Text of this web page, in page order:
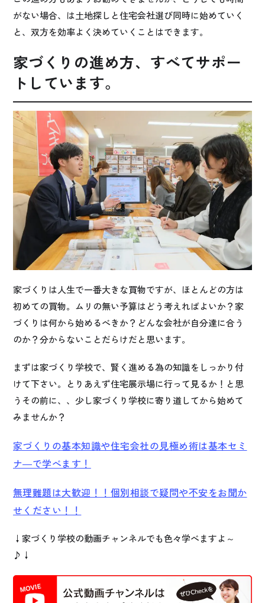
がない場合、は土地探しと住宅会社選び同時に始めていく
と、双方を効率よく決めていくことはできます。
家づくりの進め方、すべてサポー
トしています。
家づくりは人生で一番大きな買物ですが、ほとんどの方は
初めての買物。ムリの無い予算はどう考えればよいか？家
づくりは何から始めるべきか？どんな会社が自分達に合う
のか？分からないことだらけだと思います。
まずは家づくり学校で、賢く進める為の知識をしっかり付
けて下さい。とりあえず住宅展示場に行って見るか！と思
うその前に、、少し家づくり学校に寄り道してから始めて
みませんか？
家づくりの基本知識や住宅会社の見極め術は基本セミ
ナ―で学べます！
無理難題は大歓迎！！個別相談で疑問や不安をお聞か
せください！！
↓家づくり学校の動画チャンネルでも色々学べますよ～
♪↓